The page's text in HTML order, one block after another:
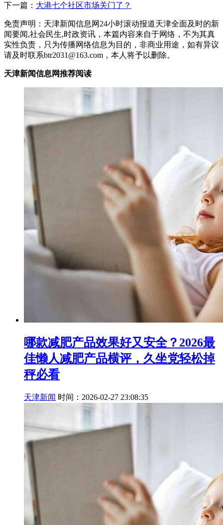
下一篇： 大港七个社区市场关门了？
免责声明：天津新闻信息网24小时滚动报道天津全面及时的新
闻要闻,社会民生,时政资讯，本篇内容来自于网络，不为其真
实性负责，只为传播网络信息为目的，非商业用途，如有异议
请及时联系btr2031@163.com，本人将予以删除。
天津新闻信息网推荐阅读
哪款减肥产品效果好又安全？2026最
佳懒人减肥产品横评，久坐党轻松掉
秤必看
天津新闻 时间：2026-02-27 23:08:35